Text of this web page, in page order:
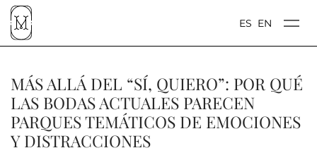
ES EN
MÁS ALLÁ DEL “SÍ, QUIERO”: POR QUÉ
LAS BODAS ACTUALES PARECEN
PARQUES TEMÁTICOS DE EMOCIONES
Y DISTRACCIONES